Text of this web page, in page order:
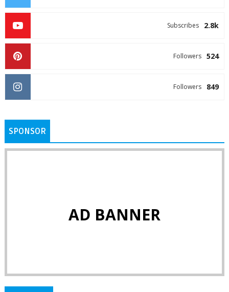
2.8k
Subscribes
524
Followers
849
Followers
SPONSOR
AD BANNER